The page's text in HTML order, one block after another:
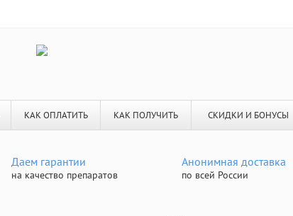
КАК ОПЛАТИТЬ КАК ПОЛУЧИТЬ СКИДКИ И БОНУСЫ
Даем гарантии
на качество препаратов
Анонимная доставка
по всей России